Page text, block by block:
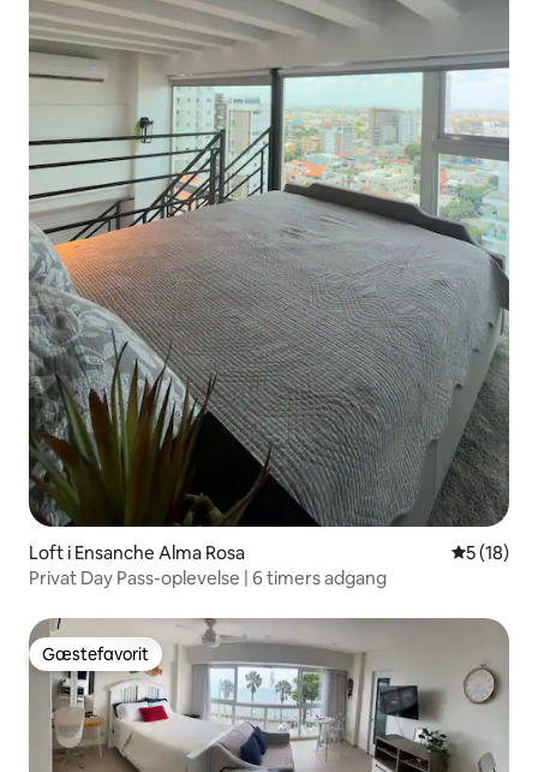
Loft i Ensanche Alma Rosa 5 ud af 5 i
5 (18)
Privat Day Pass-oplevelse | 6 timers adgang
Gæstefavorit
Gæstefavorit